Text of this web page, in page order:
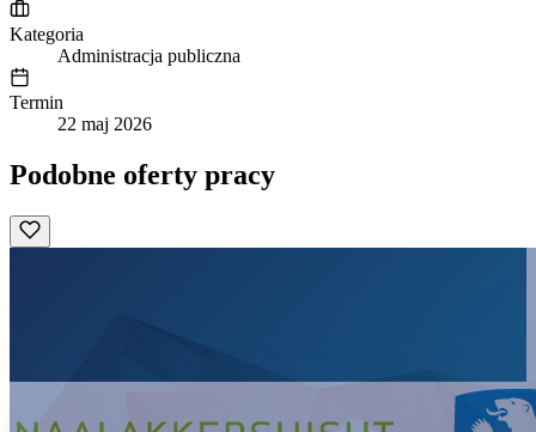
Kategoria
Administracja publiczna
Termin
22 maj 2026
Podobne oferty pracy